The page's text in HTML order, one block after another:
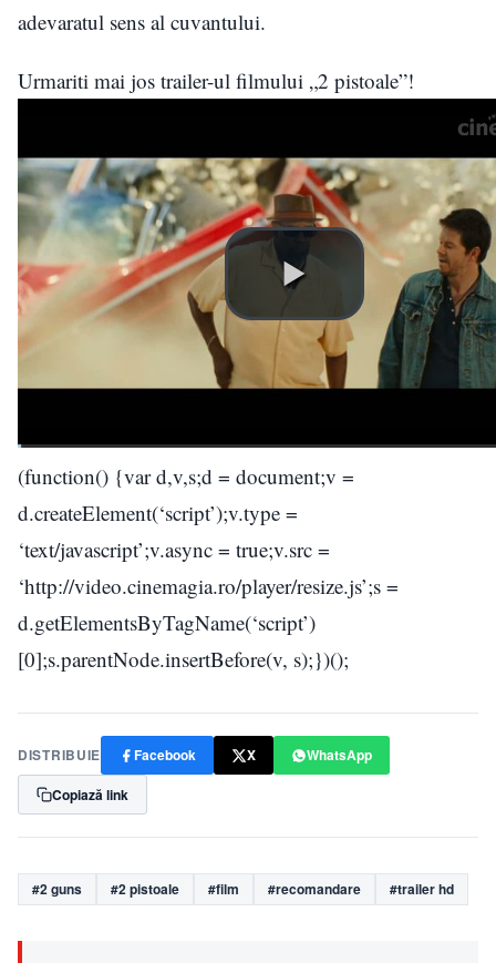
adevaratul sens al cuvantului.
Urmariti mai jos trailer-ul filmului „2 pistoale”!
(function() {var d,v,s;d = document;v =
d.createElement(‘script’);v.type =
‘text/javascript’;v.async = true;v.src =
‘http://video.cinemagia.ro/player/resize.js’;s =
d.getElementsByTagName(‘script’)
[0];s.parentNode.insertBefore(v, s);})();
DISTRIBUIE Facebook X
WhatsApp
Copiază link
#2 guns #2 pistoale #film #recomandare #trailer hd